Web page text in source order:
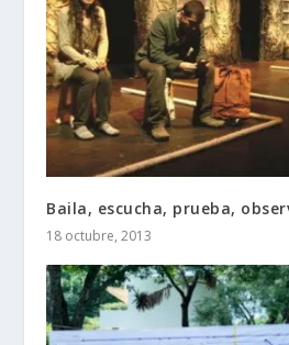
Baila, escucha, prueba,
18 octubre, 2013